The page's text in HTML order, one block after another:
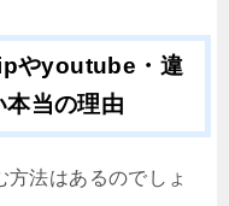
やyoutube・違
当の理由
方法はあるのでしょ